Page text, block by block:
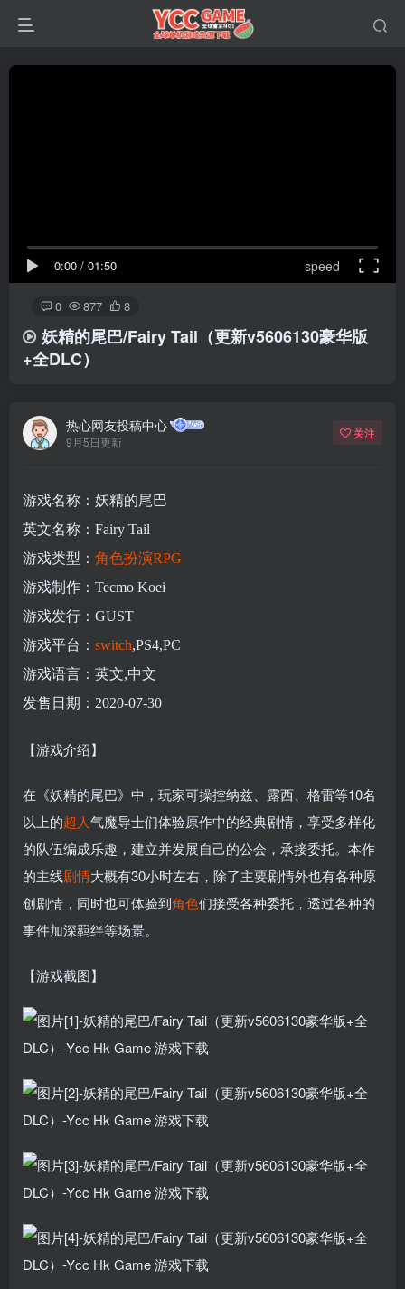
0:00 / 01:50 speed
0 877 8
妖精的尾巴/Fairy Tail （更新v5606130豪华版
+全DLC）
热心网友投稿中心
9月5日更新
关注
游戏名称：妖精的尾巴
英文名称：Fairy Tail
游戏类型： 角色扮演RPG
游戏制作：Tecmo Koei
游戏发行：GUST
游戏平台： switch,PS4,PC
游戏语言：英文,中文
发售日期：2020-07-30
【游戏介绍】
在《妖精的尾巴》中，玩家可操控纳兹、露西、格雷等10名
以上的超人气魔导士们体验原作中的经典剧情，享受多样化
的队伍编成乐趣，建立并发展自己的公会，承接委托。本作
的主线剧情大概有30小时左右，除了主要剧情外也有各种原
创剧情，同时也可体验到角色们接受各种委托，透过各种的
事件加深羁绊等场景。
【游戏截图】